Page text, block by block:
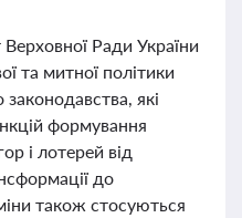
Ради України
та митної політики
які
формування
і лотерей від
до
також стосуються